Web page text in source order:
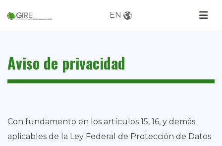
EN
Aviso de privacidad
Con fundamento en los artículos 15, 16, y demás
aplicables de la Ley Federal de Protección de Datos